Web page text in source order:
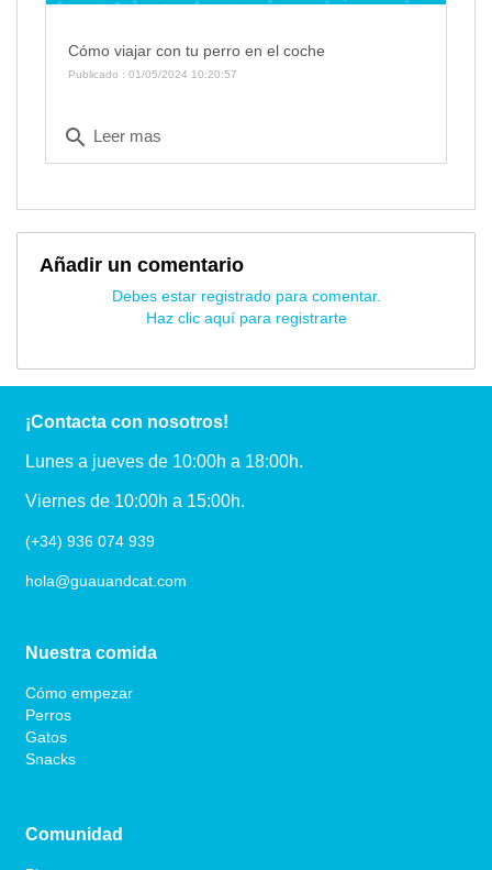
Cómo viajar con tu perro en el coche
Publicado : 01/05/2024 10:20:57
search Leer mas
Añadir un comentario
Debes estar registrado para comentar.
Haz clic aquí para registrarte
¡Contacta con nosotros!
Lunes a jueves de 10:00h a 18:00h.
Viernes de 10:00h a 15:00h.
(+34) 936 074 939
hola@guauandcat.com
Nuestra comida
Cómo empezar
Perros
Gatos
Snacks
Comunidad